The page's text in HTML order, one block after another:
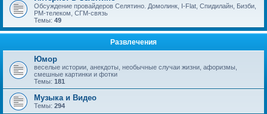
Обсуждение провайдеров Селятино. Домолинк, I-Flat, Спидилайн, Бизби,
РМ-телеком, СГМ-связь
Темы: 49
Развлечения
Юмор
веселые истории, анекдоты, необычные случаи жизни, афоризмы,
смешные картинки и фотки
Темы: 181
Музыка и Видео
Темы: 294